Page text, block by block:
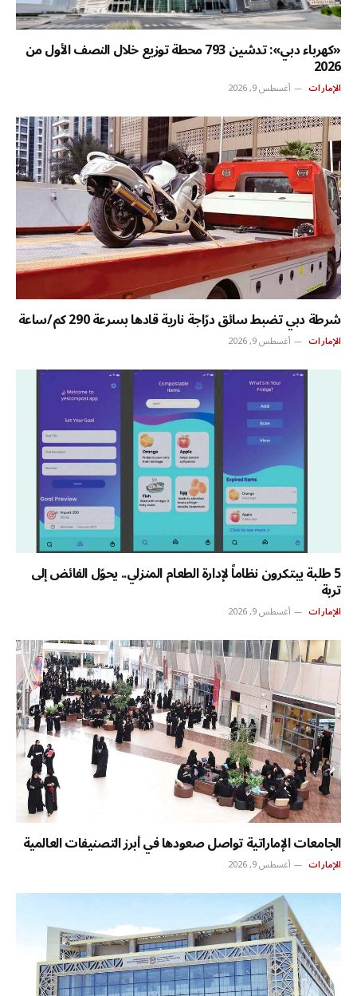
«كهرباء دبي»: تدشين 793 محطة توزيع خلال النصف الأول من
2026
الإمارات أغسطس 9, 2026
شرطة دبي تضبط سائق درّاجة نارية قادها بسرعة 290 كم/ساعة
الإمارات أغسطس 9, 2026
5 طلبة يبتكرون نظاماً لإدارة الطعام المنزلي.. يحوّل الفائض إلى
تربة
الإمارات أغسطس 9, 2026
الجامعات الإماراتية تواصل صعودها في أبرز التصنيفات العالمية
الإمارات أغسطس 9, 2026